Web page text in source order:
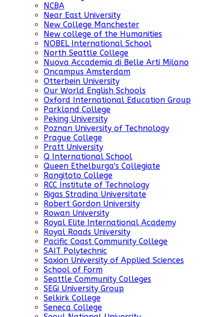
NCBA
Near East University
New College Manchester
New college of the Humanities
NOBEL International School
North Seattle College
Nuova Accademia di Belle Arti Milano
Oncampus Amsterdam
Otterbein University
Our World English Schools
Oxford International Education Group
Parkland College
Peking University
Poznan University of Technology
Prague College
Pratt University
Q International School
Queen Ethelburga's Collegiate
Rangitoto College
RCC Institute of Technology
Rigas Stradina Universitate
Robert Gordon University
Rowan University
Royal Elite International Academy
Royal Roads University
Pacific Coast Community College
SAIT Polytechnic
Saxion University of Applied Sciences
School of Form
Seattle Community Colleges
SEGi University Group
Selkirk College
Seneca College